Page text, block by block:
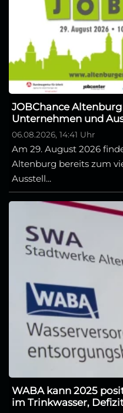
JOBChance
Unternehmen und
06.08.2026, 14:41 Uhr
Am 29. August 2026
Altenburg bereits zum
Ausstell...
WABA kann 2025
im Trinkwasser,